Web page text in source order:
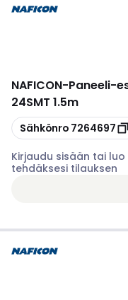
NAFICON-Paneeli-
24SMT 1.5m
Kopioi
Sähkönro 7264697
Kirjaudu sisään tai
tehdäksesi tilauksen